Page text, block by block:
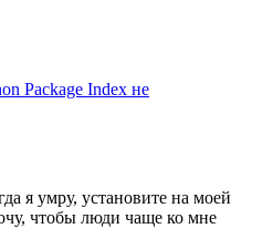
Package Index не
я умру, установите на моей
чтобы люди чаще ко мне